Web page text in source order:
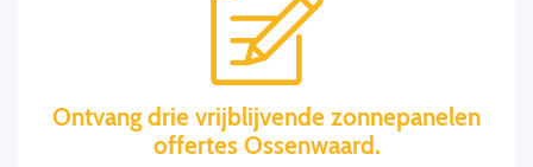
Ontvang drie vrijblijvende zonnepanelen
offertes Ossenwaard.